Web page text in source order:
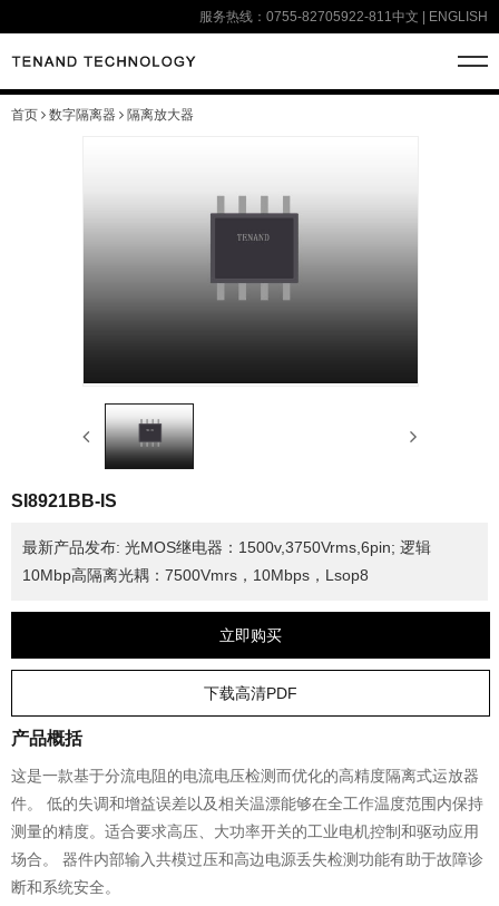
服务热线：0755-82705922-811中文 ENGLISH
首页 数字隔离器 隔离放大器
SI8921BB-IS
最新产品发布: 光MOS继电器：1500v,3750Vrms,6pin; 逻辑
10Mbp高隔离光耦：7500Vmrs，10Mbps，Lsop8
立即购买
下载高清PDF
产品概括
这是一款基于分流电阻的电流电压检测而优化的高精度隔离式运放器
件。 低的失调和增益误差以及相关温漂能够在全工作温度范围内保持
测量的精度。适合要求高压、大功率开关的工业电机控制和驱动应用
场合。 器件内部输入共模过压和高边电源丢失检测功能有助于故障诊
断和系统安全。